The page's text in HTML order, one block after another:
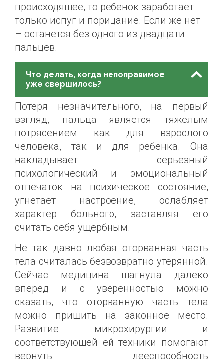
происходящее, то ребенок заработает
только испуг и порицание. Если же нет
– останется без одного из двадцати
пальцев.
Что делать, когда непоправимое
уже свершилось?
Потеря незначительного, на первый
взгляд, пальца является тяжелым
потрясением как для взрослого
человека, так и для ребенка. Она
накладывает серьезный
психологический и эмоциональный
отпечаток на психическое состояние,
угнетает настроение, ослабляет
характер больного, заставляя его
считать себя ущербным.
Не так давно любая оторванная часть
тела считалась безвозвратно утерянной.
Сейчас медицина шагнула далеко
вперед и с уверенностью можно
сказать, что оторванную часть тела
можно пришить на законное место.
Развитие микрохирургии и
соответствующей ей техники помогают
вернуть дееспособность